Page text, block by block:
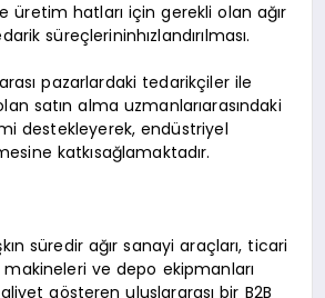
üretim hatları için gerekli olan ağır
süreçlerininhızlandırılması.
pazarlardaki tedarikçiler ile
satın alma uzmanlarıarasındaki
destekleyerek, endüstriyel
katkısağlamaktadır.
süredir ağır sanayi araçları, ticari
ve depo ekipmanları
gösteren uluslararası bir B2B